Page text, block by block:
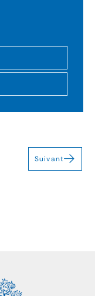
Suivant